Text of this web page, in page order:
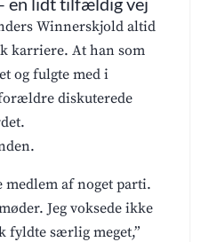
Winnerskjold altid
karriere. At han som
og fulgte med i
diskuterede
af noget parti.
Jeg voksede ikke
fyldte særlig meget,”